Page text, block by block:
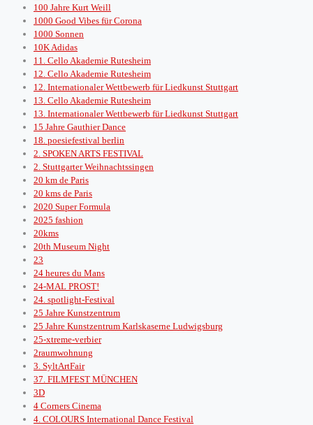
100 Jahre Kurt Weill
1000 Good Vibes für Corona
1000 Sonnen
10K Adidas
11. Cello Akademie Rutesheim
12. Cello Akademie Rutesheim
12. Internationaler Wettbewerb für Liedkunst Stuttgart
13. Cello Akademie Rutesheim
13. Internationaler Wettbewerb für Liedkunst Stuttgart
15 Jahre Gauthier Dance
18. poesiefestival berlin
2. SPOKEN ARTS FESTIVAL
2. Stuttgarter Weihnachtssingen
20 km de Paris
20 kms de Paris
2020 Super Formula
2025 fashion
20kms
20th Museum Night
23
24 heures du Mans
24-MAL PROST!
24. spotlight-Festival
25 Jahre Kunstzentrum
25 Jahre Kunstzentrum Karlskaserne Ludwigsburg
25-xtreme-verbier
2raumwohnung
3. SyltArtFair
37. FILMFEST MÜNCHEN
3D
4 Corners Cinema
4. COLOURS International Dance Festival